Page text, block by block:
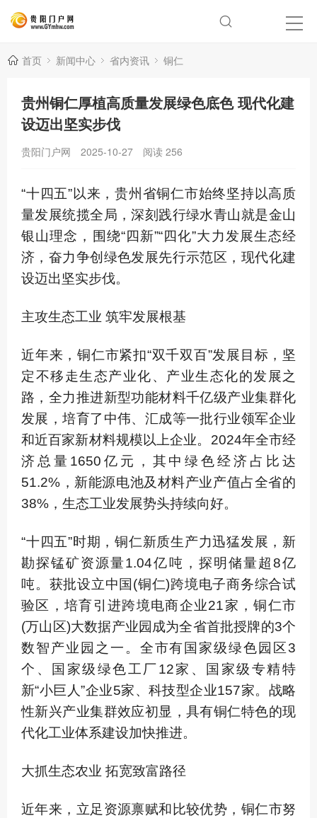
首页 新闻中心 省内资讯 铜仁
贵州铜仁厚植高质量发展绿色底色 现代化建
设迈出坚实步伐
贵阳门户网 2025-10-27 阅读 256
“十四五”以来，贵州省铜仁市始终坚持以高质
量发展统揽全局，深刻践行绿水青山就是金山
银山理念，围绕“四新”“四化”大力发展生态经
济，奋力争创绿色发展先行示范区，现代化建
设迈出坚实步伐。
主攻生态工业 筑牢发展根基
近年来，铜仁市紧扣“双千双百”发展目标，坚
定不移走生态产业化、产业生态化的发展之
路，全力推进新型功能材料千亿级产业集群化
发展，培育了中伟、汇成等一批行业领军企业
和近百家新材料规模以上企业。2024年全市经
济总量1650亿元，其中绿色经济占比达
51.2%，新能源电池及材料产业产值占全省的
38%，生态工业发展势头持续向好。
“十四五”时期，铜仁新质生产力迅猛发展，新
勘探锰矿资源量1.04亿吨，探明储量超8亿
吨。获批设立中国(铜仁)跨境电子商务综合试
验区，培育引进跨境电商企业21家，铜仁市
(万山区)大数据产业园成为全省首批授牌的3个
数智产业园之一。全市有国家级绿色园区3
个、国家级绿色工厂12家、国家级专精特
新“小巨人”企业5家、科技型企业157家。战略
性新兴产业集群效应初显，具有铜仁特色的现
代化工业体系建设加快推进。
大抓生态农业 拓宽致富路径
近年来，立足资源禀赋和比较优势，铜仁市努